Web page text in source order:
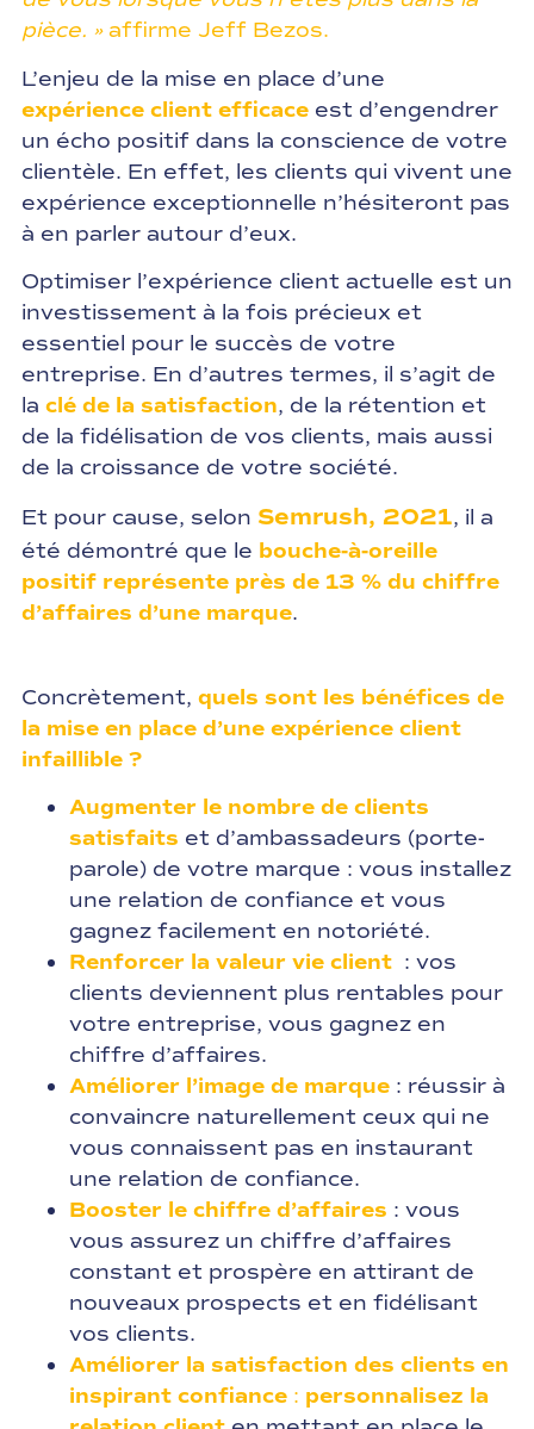
pièce. »affirme Jeff Bezos.
L’enjeu de la mise en place d’une
expérience client efficaceest d’engendrer
un écho positif dans la conscience de votre
clientèle. En effet, les clients qui vivent une
expérience exceptionnelle n’hésiteront pas
à en parler autour d’eux.
Optimiser l’expérience client actuelle est un
investissement à la fois précieux et
essentiel pour le succès de votre
entreprise. En d’autres termes, il s’agit de
la clé de la satisfaction, de la rétention et
de la fidélisation de vos clients, mais aussi
de la croissance de votre société.
Et pour cause, selon Semrush, 2021, il a
été démontré que le bouche-à-oreille
positif représente près de 13 % du chiffre
d’affaires d’une marque.
Concrètement, quels sont les bénéfices de
la mise en place d’une expérience client
infaillible ?
Augmenter le nombre de clients
satisfaits et d’ambassadeurs (porte-
parole) de votre marque : vous installez
une relation de confiance et vous
gagnez facilement en notoriété.
Renforcer la valeur vie client : vos
clients deviennent plus rentables pour
votre entreprise, vous gagnez en
chiffre d’affaires.
Améliorer l’image de marque: réussir à
convaincre naturellement ceux qui ne
vous connaissent pas en instaurant
une relation de confiance.
Booster le chiffre d’affaires : vous
vous assurez un chiffre d’affaires
constant et prospère en attirant de
nouveaux prospects et en fidélisant
vos clients.
Améliorer la satisfaction des clients en
inspirant confiance: personnalisez la